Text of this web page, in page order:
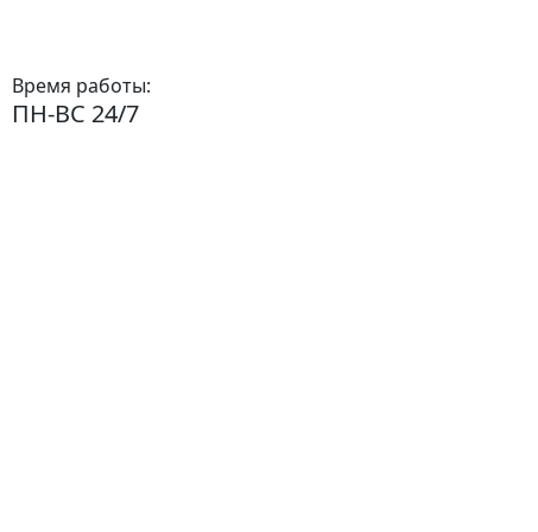
Время работы:
ПН-ВС 24/7